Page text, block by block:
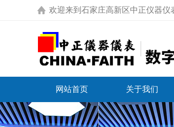
欢迎来到 石家庄高新区中正仪器仪
网站首页 关于我们